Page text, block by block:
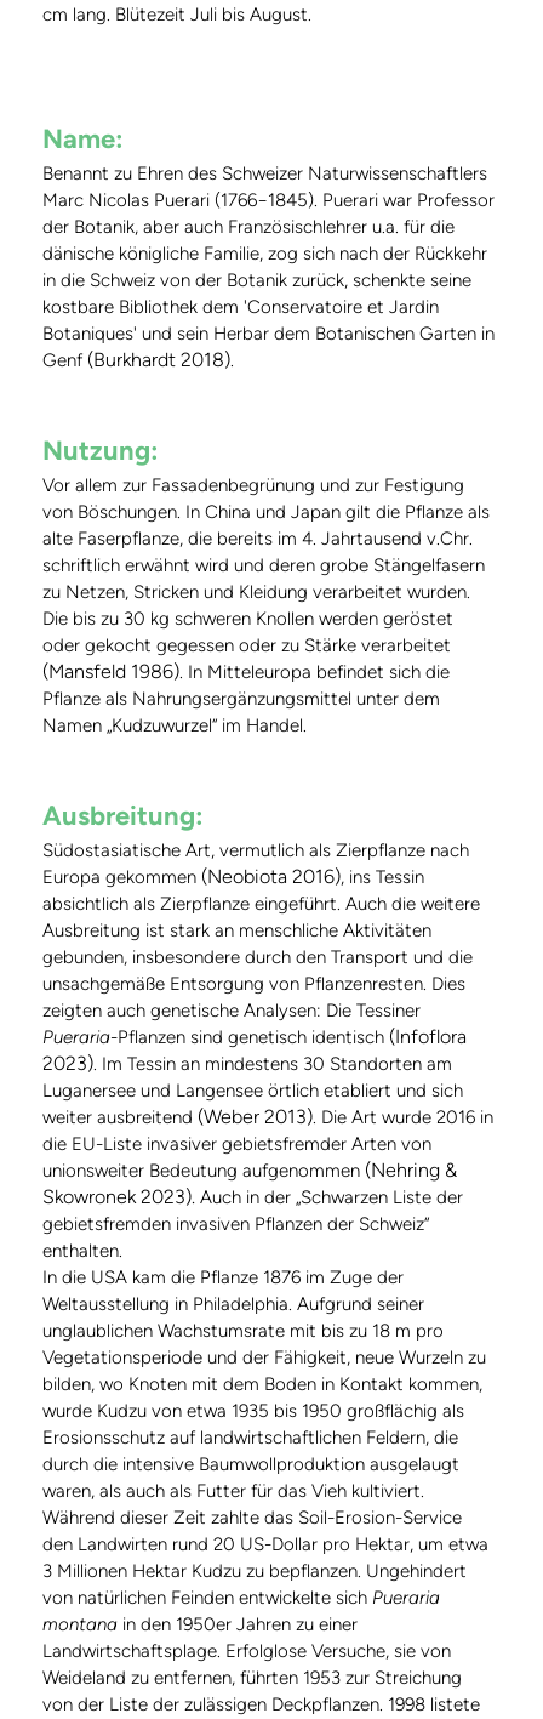
cm lang. Blütezeit Juli bis August.
Name:
Benannt zu Ehren des Schweizer Naturwissenschaftlers
Marc Nicolas Puerari (1766−1845). Puerari war Professor
der Botanik, aber auch Französischlehrer u.a. für die
dänische königliche Familie, zog sich nach der Rückkehr
in die Schweiz von der Botanik zurück, schenkte seine
kostbare Bibliothek dem 'Conservatoire et Jardin
Botaniques' und sein Herbar dem Botanischen Garten in
Genf (Burkhardt 2018).
Nutzung:
Vor allem zur Fassadenbegrünung und zur Festigung
von Böschungen. In China und Japan gilt die Pflanze als
alte Faserpflanze, die bereits im 4. Jahrtausend v.Chr.
schriftlich erwähnt wird und deren grobe Stängelfasern
zu Netzen, Stricken und Kleidung verarbeitet wurden.
Die bis zu 30 kg schweren Knollen werden geröstet
oder gekocht gegessen oder zu Stärke verarbeitet
(Mansfeld 1986). In Mitteleuropa befindet sich die
Pflanze als Nahrungsergänzungsmittel unter dem
Namen „Kudzuwurzel“ im Handel.
Ausbreitung:
Südostasiatische Art, vermutlich als Zierpflanze nach
Europa gekommen (Neobiota 2016), ins Tessin
absichtlich als Zierpflanze eingeführt. Auch die weitere
Ausbreitung ist stark an menschliche Aktivitäten
gebunden, insbesondere durch den Transport und die
unsachgemäße Entsorgung von Pflanzenresten. Dies
zeigten auch genetische Analysen: Die Tessiner
Pueraria-Pflanzen sind genetisch identisch (Infoflora
2023). Im Tessin an mindestens 30 Standorten am
Luganersee und Langensee örtlich etabliert und sich
weiter ausbreitend (Weber 2013). Die Art wurde 2016 in
die EU-Liste invasiver gebietsfremder Arten von
unionsweiter Bedeutung aufgenommen (Nehring &
Skowronek 2023). Auch in der „Schwarzen Liste der
gebietsfremden invasiven Pflanzen der Schweiz“
enthalten.
In die USA kam die Pflanze 1876 im Zuge der
Weltausstellung in Philadelphia. Aufgrund seiner
unglaublichen Wachstumsrate mit bis zu 18 m pro
Vegetationsperiode und der Fähigkeit, neue Wurzeln zu
bilden, wo Knoten mit dem Boden in Kontakt kommen,
wurde Kudzu von etwa 1935 bis 1950 großflächig als
Erosionsschutz auf landwirtschaftlichen Feldern, die
durch die intensive Baumwollproduktion ausgelaugt
waren, als auch als Futter für das Vieh kultiviert.
Während dieser Zeit zahlte das Soil-Erosion-Service
den Landwirten rund 20 US-Dollar pro Hektar, um etwa
3 Millionen Hektar Kudzu zu bepflanzen. Ungehindert
von natürlichen Feinden entwickelte sich Pueraria
montana in den 1950er Jahren zu einer
Landwirtschaftsplage. Erfolglose Versuche, sie von
Weideland zu entfernen, führten 1953 zur Streichung
von der Liste der zulässigen Deckpflanzen. 1998 listete